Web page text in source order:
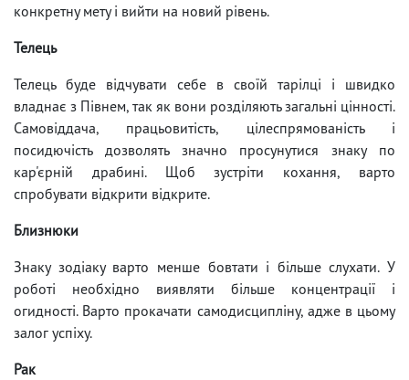
конкретну мету і вийти на новий рівень.
Телець
Телець буде відчувати себе в своїй тарілці і швидко
владнає з Півнем, так як вони розділяють загальні цінності.
Самовіддача, працьовитість, цілеспрямованість і
посидючість дозволять значно просунутися знаку по
кар'єрній драбині. Щоб зустріти кохання, варто
спробувати відкрити відкрите.
Близнюки
Знаку зодіаку варто менше бовтати і більше слухати. У
роботі необхідно виявляти більше концентрації і
огидності. Варто прокачати самодисципліну, адже в цьому
залог успіху.
Рак